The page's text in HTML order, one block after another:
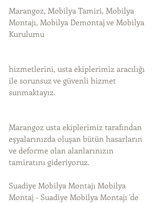
Marangoz, Mobilya Tamiri, Mobilya
Montajı, Mobilya Demontaj ve Mobilya
Kurulumu
hizmetlerini, usta ekiplerimiz aracılığı
ile sorunsuz ve güvenli hizmet
sunmaktayız.
Marangoz usta ekiplerimiz tarafından
eşyalarınızda oluşan bütün hasarların
ve deforme olan alanlarınızın
tamiratını gideriyoruz.
Suadiye Mobilya Montajı Mobilya
Montaj - Suadiye Mobilya Montajı 'de